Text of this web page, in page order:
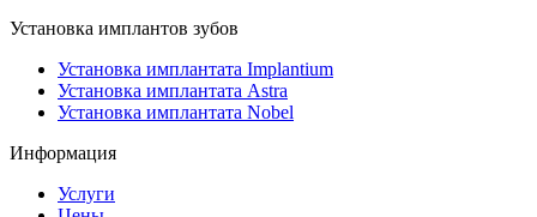
Установка имплантов зубов
Установка имплантата Implantium
Установка имплантата Astra
Установка имплантата Nobel
Информация
Услуги